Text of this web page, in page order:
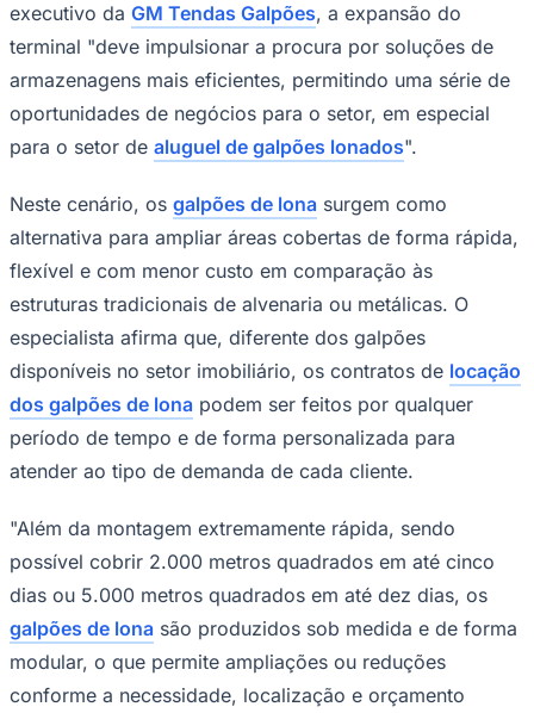
Corinthians
executivo da GM Tendas Galpões, a expansão do
terminal "deve impulsionar a procura por soluções de
armazenagens mais eficientes, permitindo uma série de
oportunidades de negócios para o setor, em especial
para o setor de aluguel de galpões lonados".
Neste cenário, os galpões de lona surgem como
alternativa para ampliar áreas cobertas de forma rápida,
flexível e com menor custo em comparação às
estruturas tradicionais de alvenaria ou metálicas. O
especialista afirma que, diferente dos galpões
disponíveis no setor imobiliário, os contratos de locação
dos galpões de lona podem ser feitos por qualquer
período de tempo e de forma personalizada para
atender ao tipo de demanda de cada cliente.
"Além da montagem extremamente rápida, sendo
possível cobrir 2.000 metros quadrados em até cinco
dias ou 5.000 metros quadrados em até dez dias, os
galpões de lona são produzidos sob medida e de forma
modular, o que permite ampliações ou reduções
conforme a necessidade, localização e orçamento